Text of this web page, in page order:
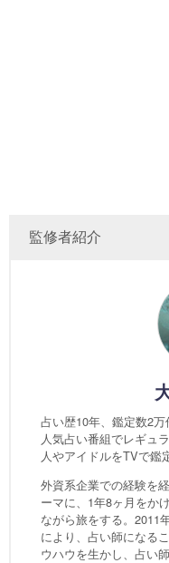
監修者紹介
占い歴10年、鑑定数2
人気占い番組でレギュ
人やアイドルをTVで鑑
外資系企業での経験を
ーマに、1年8ヶ月をか
ながら旅をする。2011
により、占い師になる
ウハウを生かし、占い師